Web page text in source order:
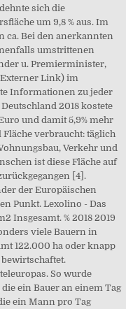
sich die
um 9,8 % aus. Im
ca. Bei den anerkannten
umstrittenen
u. Premierminister,
Link) im
Informationen zu jeder
2018 kostete
und damit 5,9% mehr
verbraucht: täglich
Verkehr und
ist diese Fläche auf
[4].
der Europäischen
Punkt. Lexolino - Das
Insgesamt. % 2018 2019
viele Bauern in
122.000 ha oder knapp
bewirtschaftet.
So wurde
ein Bauer an einem Tag
ein Mann pro Tag